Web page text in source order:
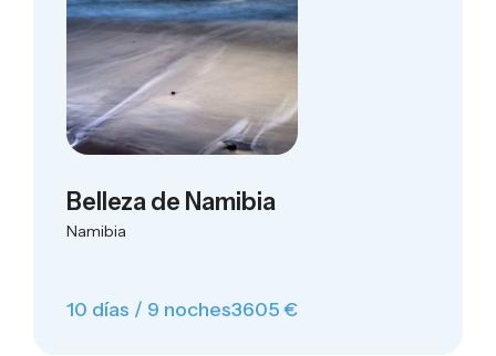
Belleza de Namibia
Namibia
10 días / 9 noches3605 €